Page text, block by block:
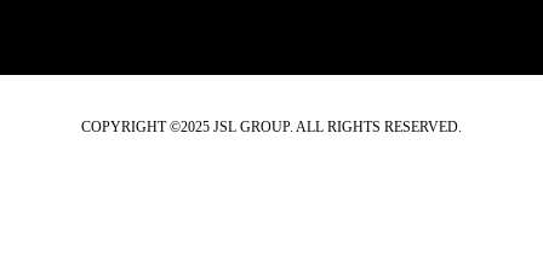
COPYRIGHT ©2025 JSL GROUP. ALL RIGHTS RESERVED.